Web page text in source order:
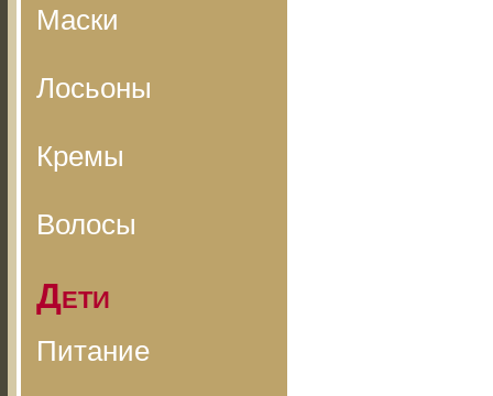
Маски
Лосьоны
Кремы
Волосы
Дети
Питание